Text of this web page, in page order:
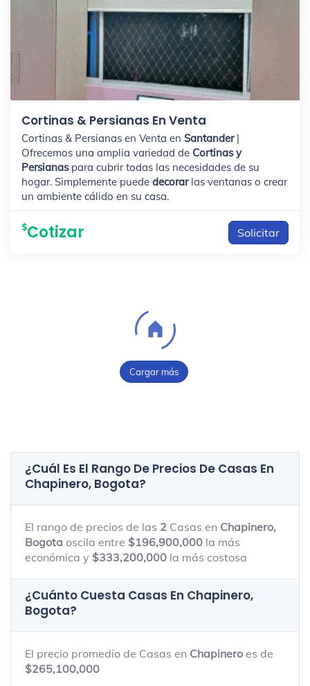
Cortinas & Persianas En Venta
Cortinas & Persianas en Venta en Santander|
Ofrecemos una amplia variedad de Cortinas y
Persianaspara cubrir todas las necesidades de su
hogar. Simplemente puede decorarlas ventanas o crear
un ambiente cálido en su casa.
Cotizar Solicitar
Cargar más
¿Cuál Es El Rango De Precios De Casas En
Chapinero, Bogota?
El rango de precios de las 2 Casas en Chapinero,
Bogota oscila entre $196,900,000 la más
económica y $333,200,000 la más costosa
¿Cuánto Cuesta Casas En Chapinero,
Bogota?
El precio promedio de Casas en Chapinero es de
$265,100,000